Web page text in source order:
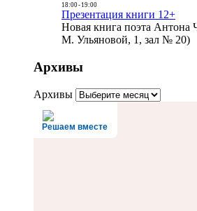
18:00- 19:00
Презентация книги 12+
Новая книга поэта Антона
М. Ульяновой, 1, зал № 20)
Архивы
Архивы
Решаем вместе